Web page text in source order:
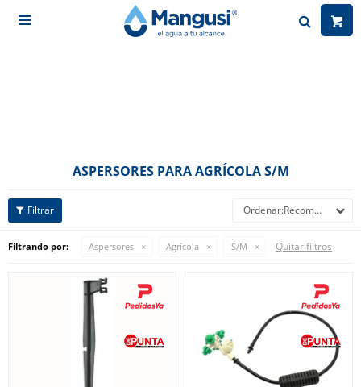

ASPERSORES PARA AGRÍCOLA S/M
Recomendados
Filtrando por: Aspersores Agrícola S/M Quitar filtros